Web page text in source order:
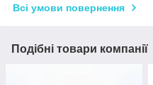
Всі умови повернення
Подібні товари компанії